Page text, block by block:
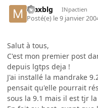
maxblg INpactien
Posté(e) le 9 janvier
Salut à tous,
C'est mon premier post
depuis lgtps deja !
J'ai installé la mandrake
pensait qu'elle pourrait
sous la 9.1 mais il est tjr la